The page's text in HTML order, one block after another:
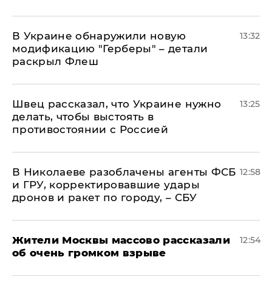
В Украине обнаружили новую
модификацию "Герберы" – детали
раскрыл Флеш
13:32
Швец рассказал, что Украине нужно
делать, чтобы выстоять в
противостоянии с Россией
13:25
В Николаеве разоблачены агенты ФСБ
и ГРУ, корректировавшие удары
дронов и ракет по городу, – СБУ
12:58
Жители Москвы массово рассказали
об очень громком взрыве
12:54